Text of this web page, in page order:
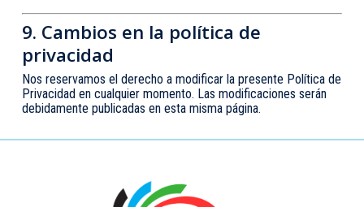
9. Cambios en la política de
privacidad
Nos reservamos el derecho a modificar la presente Política de
Privacidad en cualquier momento. Las modificaciones serán
debidamente publicadas en esta misma página.